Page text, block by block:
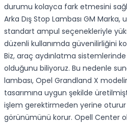
durumu kolayca fark etmesini
Arka Dış Stop Lambası GM Marka,
standart ampul seçenekleriyle
düzenli kullanımda güvenilirliğini
Biz, araç aydınlatma sistemlerinde
olduğunu biliyoruz. Bu nedenle
lambası, Opel Grandland X
tasarımına uygun şekilde
işlem gerektirmeden yerine
görünümünü korur. Opell Center